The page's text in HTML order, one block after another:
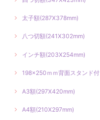
太子額(287X378mm)
八つ切額(241X302mm)
インチ額(203X254mm)
198×250ｍｍ背面スタンド付
A3額(297X420mm)
A4額(210X297mm)